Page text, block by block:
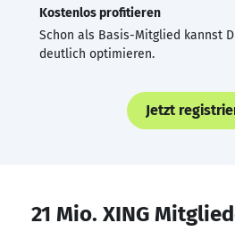
Kostenlos profitieren
Schon als Basis-Mitglied kannst
deutlich optimieren.
Jetzt
21 Mio. XING